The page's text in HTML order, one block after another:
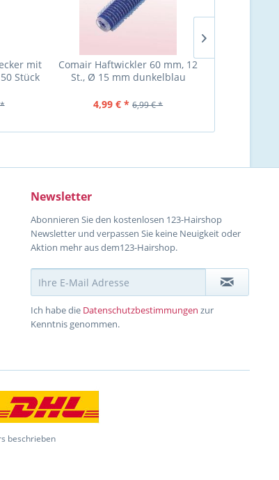
mit
Stück
Comair Haftwickler 60 mm, 12
St., Ø 15 mm dunkelblau
4,99 € * 6,99 € *
Newsletter
Abonnieren Sie den kostenlosen 123-Hairshop
Newsletter und verpassen Sie keine Neuigkeit oder
Aktion mehr aus dem123-Hairshop.
Ich habe die Datenschutzbestimmungen zur
Kenntnis genommen.
beschrieben